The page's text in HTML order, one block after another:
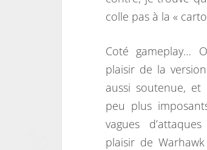
colle pas à la «
Coté gameplay…
plaisir de la
aussi soutenue, et
peu plus
vagues
plaisir de